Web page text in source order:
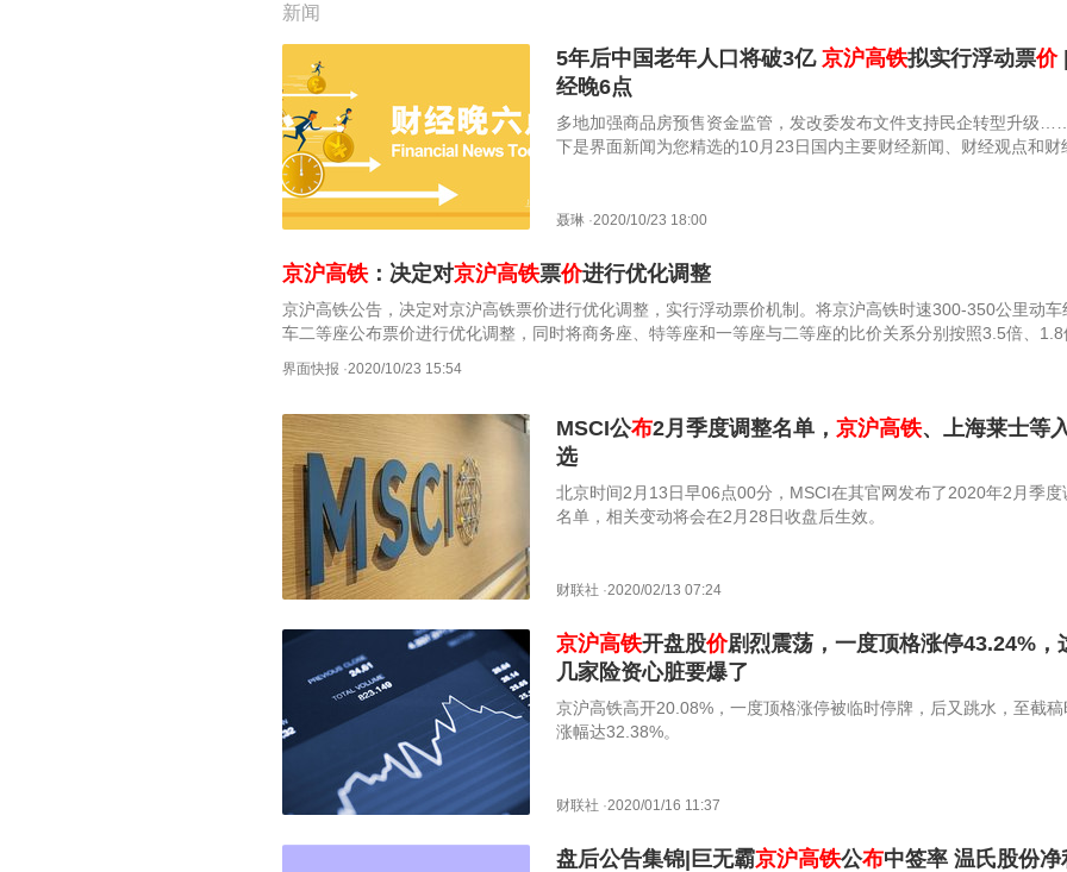
新闻
5年后中国老年人口将破3亿 京沪高铁拟实行浮动票价
经晚6点
多地加强商品房预售资金监管，发改委发布文件支持民企转型升级
下是界面新闻为您精选的10月23日国内主要财经新闻、财经观点和财
聂琳 ·2020/10/23 18:00
京沪高铁：决定对京沪高铁票价进行优化调整
京沪高铁公告，决定对京沪高铁票价进行优化调整，实行浮动票价机制。将京沪高铁时速300-350公里动车
车二等座公布票价进行优化调整，同时将商务座、特等座和一等座与二等座的比价关系分别按照3.5倍、1.8
界面快报 ·2020/10/23 15:54
MSCI公布2月季度调整名单， 京沪高铁、上海莱士等
选
北京时间2月13日早06点00分，MSCI在其官网发布了2020年2月季度
名单，相关变动将会在2月28日收盘后生效。
财联社 ·2020/02/13 07:24
京沪高铁开盘股价剧烈震荡，一度顶格涨停43.24%，
几家险资心脏要爆了
京沪高铁高开20.08%，一度顶格涨停被临时停牌，后又跳水，至截稿
涨幅达32.38%。
财联社 ·2020/01/16 11:37
盘后公告集锦|巨无霸京沪高铁公布中签率 温氏股份净